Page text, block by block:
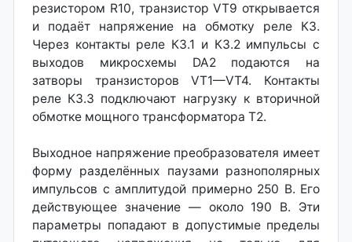
резистором R10, транзистор VT9 открывается
и подаёт напряжение на обмотку реле КЗ.
Через контакты реле К3.1 и КЗ.2 импульсы с
выходов микросхемы DA2 подаются на
затворы транзисторов VT1—VT4. Контакты
реле КЗ.З подключают нагрузку к вторичной
обмотке мощного трансформатора Т2.
Выходное напряжение преобразователя имеет
форму разделённых паузами разнополярных
импульсов с амплитудой примерно 250 В. Его
действующее значение — около 190 В. Эти
параметры попадают в допустимые пределы